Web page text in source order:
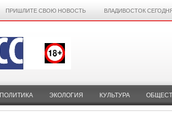
ПРИШЛИТЕ СВОЮ НОВОСТЬ ВЛАДИВОСТОК
ПОЛИТИКА ЭКОЛОГИЯ КУЛЬТУРА